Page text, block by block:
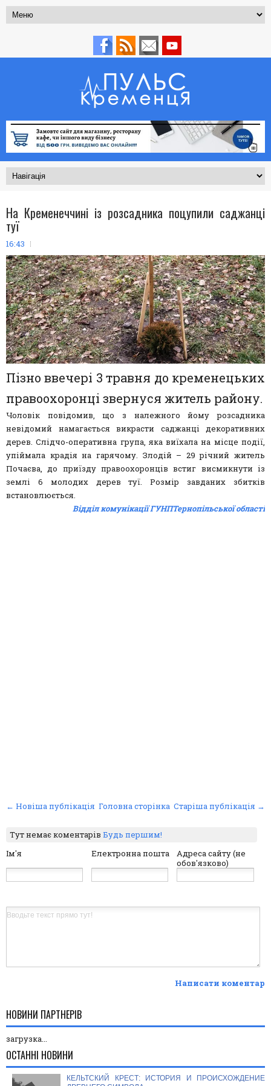
На Кременеччині із розсадника поцупили саджанці
туї
16:43
Пізно ввечері 3 травня до кременецьких
правоохоронці звернуся житель району.
Чоловік повідомив, що з належного йому розсадника
невідомий намагається викрасти саджанці декоративних
дерев. Слідчо-оперативна група, яка виїхала на місце події,
упіймала крадія на гарячому. Злодій – 29 річний житель
Почаєва, до приїзду правоохоронців встиг висмикнути із
землі 6 молодих дерев туї. Розмір завданих збитків
встановлюється.
Відділ комунікації ГУНПТернопільської області
← Новіша публікація Старіша публікація →
Головна сторінка
Тут немає коментарівБудь першим!
Ім'я
Електронна пошта
Адреса сайту (не
обов'язково)
Написати коментар
НОВИНИ ПАРТНЕРІВ
загрузка...
ОСТАННІ НОВИНИ
КЕЛЬТСКИЙ КРЕСТ: ИСТОРИЯ И ПРОИСХОЖДЕНИЕ